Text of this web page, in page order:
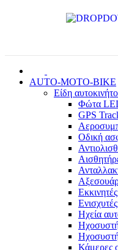
AUTO-MOTO-BIKE
Είδη
Φώτα
GPS
Οδική
Ηχεία
Κάμερες